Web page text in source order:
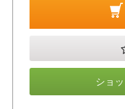
ショ